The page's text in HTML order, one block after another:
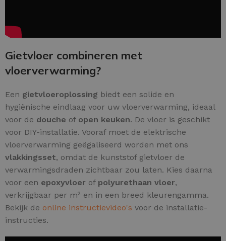
Gietvloer combineren met
vloerverwarming?
Een gietvloeroplossing biedt een solide en
hygiënische eindlaag voor uw vloerverwarming, ideaal
voor de douche of open keuken. De vloer is geschikt
voor DIY-installatie. Vooraf moet de elektrische
vloerverwarming geëgaliseerd worden met ons
vlakkingsset, omdat de kunststof gietvloer de
verwarmingsdraden zichtbaar zou laten. Kies daarna
voor een epoxyvloer of polyurethaan vloer,
verkrijgbaar per m² en in een breed kleurengamma.
Bekijk de online instructievideo's voor de installatie-
instructies.